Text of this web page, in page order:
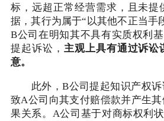
标，远超正常经营需求，且未提
据，其行为属于“以其他不正当手
B公司在明知其不具有实质权利
提起诉讼， 主观上具有通过诉讼
意。
此外，B公司提起知识产权诉
致A公司向其支付赔偿款并产生
果关系。A公司基于对商标权利